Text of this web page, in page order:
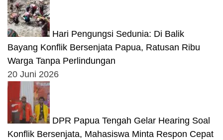
Hari Pengungsi Sedunia: Di Balik
Bayang Konflik Bersenjata Papua, Ratusan Ribu
Warga Tanpa Perlindungan
20 Juni 2026
DPR Papua Tengah Gelar Hearing Soal
Konflik Bersenjata, Mahasiswa Minta Respon Cepat